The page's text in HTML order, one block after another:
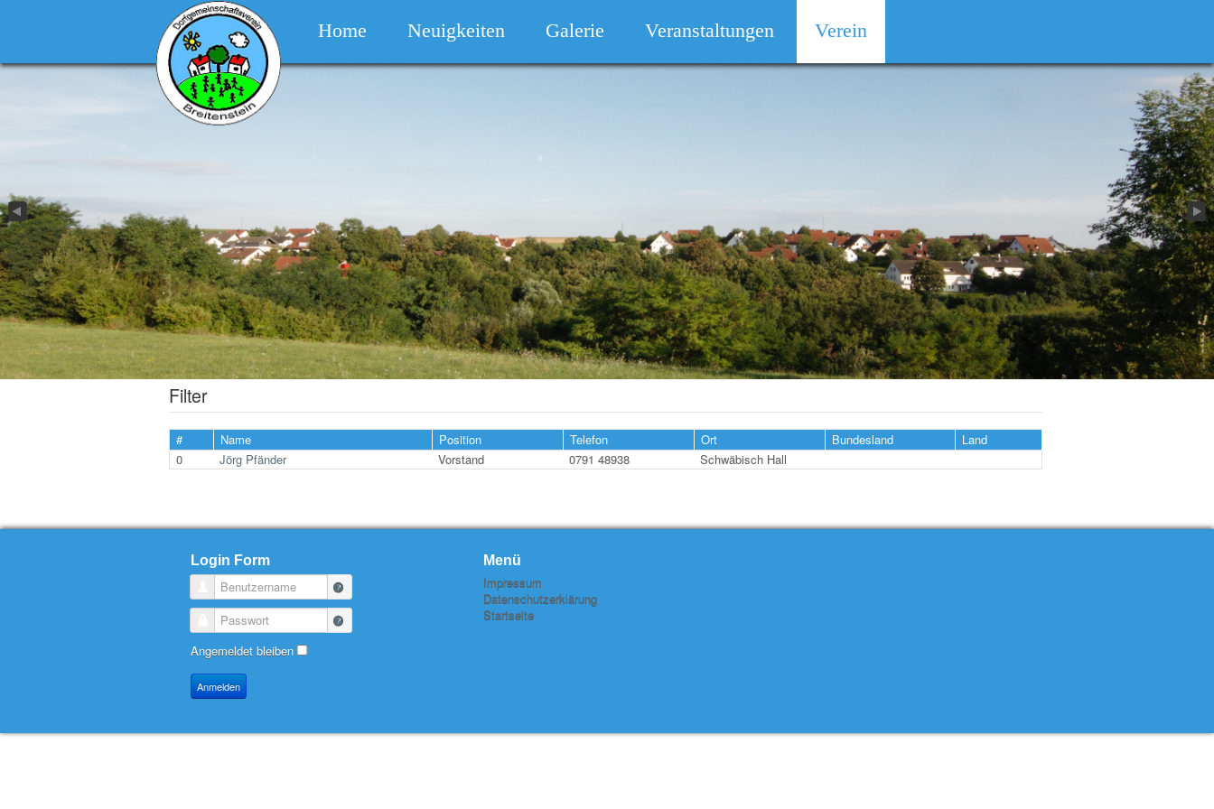
Home Neuigkeiten Galerie Veranstaltungen Verein
Filter
# Name Position Telefon Ort Bundesland
Land
0
Jörg Pfänder Vorstand 0791 48938 Schwäbisch Hall
Login Form
Benutzername
Passwort
Angemeldet bleiben
Anmelden
Menü
Impressum
Datenschutzerklärung
Startseite